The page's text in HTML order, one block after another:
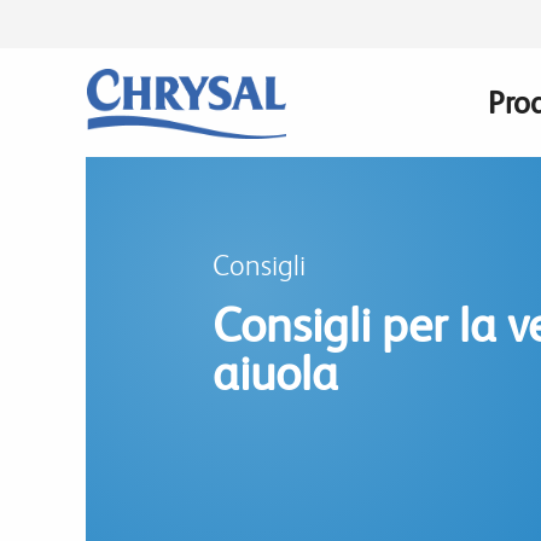
Consigli
Consigli per la
aiuola